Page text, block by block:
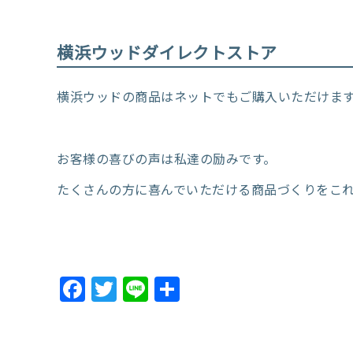
横浜ウッドダイレクトストア
横浜ウッドの商品はネットでもご購入いただけます
お客様の喜びの声は私達の励みです。
たくさんの方に喜んでいただける商品づくりをこ
FacebookTwitterLine